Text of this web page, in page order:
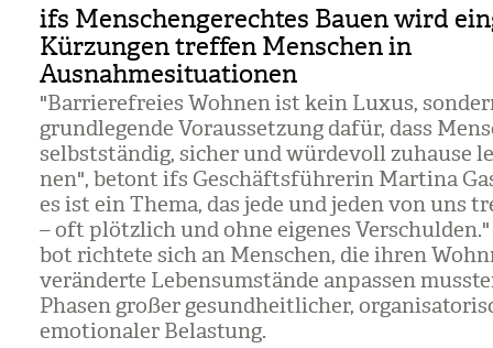
ifs Menschengerechtes Bauen wird
Kürzungen treffen Menschen in
Ausnahmesituationen
"Bar­rie­re­freies Woh­nen ist kein Luxus,
grund­le­gende Vor­aus­set­zung dafür, dass
selbst­stän­dig, sicher und wür­de­voll zuhause
nen", betont ifs Geschäfts­füh­re­rin Mar­tina
es ist ein Thema, das jede und jeden von uns
– oft plötz­lich und ohne eige­nes
bot rich­tete sich an Men­schen, die ihren
ver­än­derte Lebens­um­stände anpas­sen
Pha­sen gro­ßer gesund­heit­li­cher,
emo­tio­na­ler Belas­tung.